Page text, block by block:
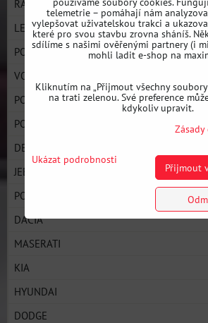
RAK GARAGE
LEXUS
PORSCHE
VOLVO
PODUSZKI SILNIKA
PONTIAC
DE TOMASO
JEEP
POLONEZ
DACIA
MASERATI
KIA
HYUNDAI
DODGE
telemetrie – pomáhají nám
vylepšovat uživatelskou trakci a
které pro svou stavbu zrovna sháníš.
sdílíme s našimi ověřenými partnery (i
mohli ladit e-shop na
Kliknutím na „Přijmout všechny
na trati zelenou. Své preference
kdykoliv upravit.
Ukázat podrobnosti
Přijmout